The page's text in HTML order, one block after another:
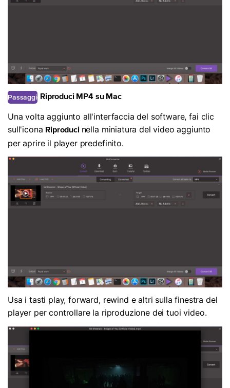
Passaggio Riproduci MP4 su Mac
Una volta aggiunto all'interfaccia del software, fai clic
sull'icona Riproduci nella miniatura del video aggiunto
per aprire il player predefinito.
Usa i tasti play, forward, rewind e altri sulla finestra del
player per controllare la riproduzione dei tuoi video.